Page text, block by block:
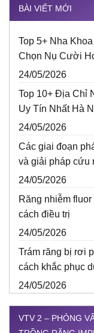
BÀI VIẾT MỚI
Top 5+ Nha
Chọn Nụ Cười
24/05/2026
Top 10+ Địa Chỉ
Uy Tín Nhất Hà
24/05/2026
Các giai đoạn
và giải pháp cứu
24/05/2026
Răng nhiễm
cách điều trị
24/05/2026
Trám răng bị rơi
cách khắc phục
24/05/2026
VTV 2 – PHỎNG